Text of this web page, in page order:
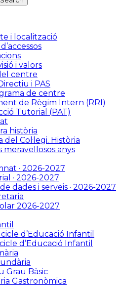
i localització
i valors
centre
i PAS
de centre
de Règim Intern (RRI)
Tutorial (PAT)
història
del Col·legi. Història
meravellosos anys
· 2026-2027
· 2026-2027
dades i serveis · 2026-2027
2026-2027
d’Educació Infantil
d’Educació Infantil
Grau Bàsic
Gastronòmica